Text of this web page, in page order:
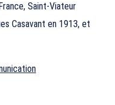
Saint-Viateur
Casavant en 1913, et